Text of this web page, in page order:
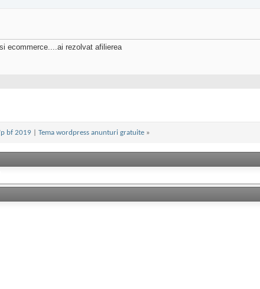
ecommerce....ai rezolvat afilierea
bf 2019 Tema wordpress anunturi gratuite »